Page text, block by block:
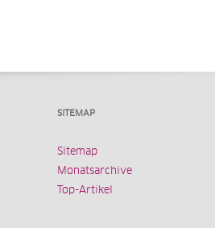
SITEMAP
Sitemap
Monatsarchive
Top-Artikel